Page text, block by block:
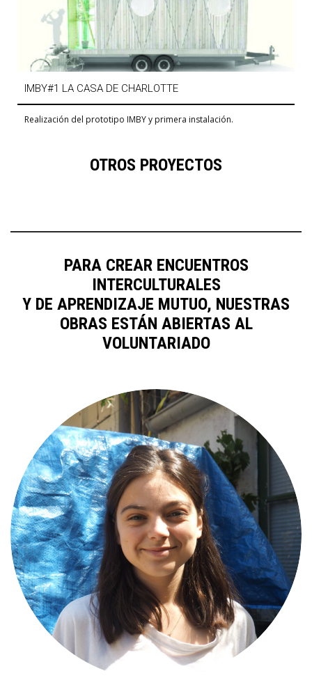
IMBY#1 LA CASA DE CHARLOTTE
Realización del prototipo IMBY y primera instalación.
OTROS PROYECTOS
PARA CREAR ENCUENTROS
INTERCULTURALES
Y DE APRENDIZAJE MUTUO, NUESTRAS
OBRAS ESTÁN ABIERTAS AL
VOLUNTARIADO